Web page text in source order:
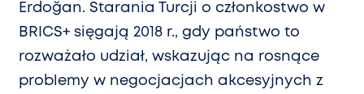
Erdoğan. Starania Turcji o członkostwo w
BRICS+ sięgają 2018 r., gdy państwo to
rozważało udział, wskazując na rosnące
problemy w negocjacjach akcesyjnych z